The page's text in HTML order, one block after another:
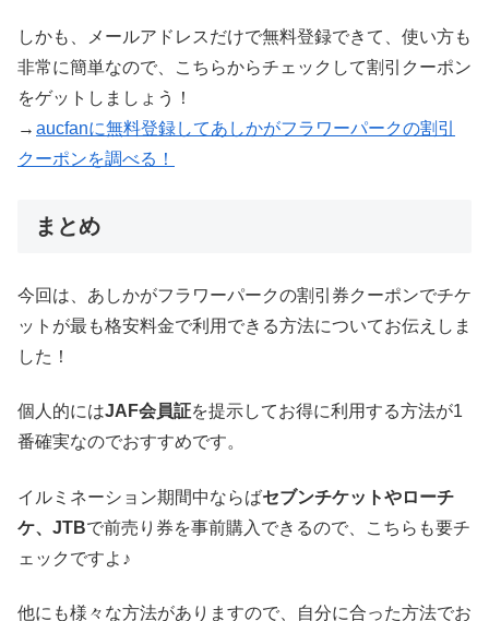
しかも、メールアドレスだけで無料登録できて、使い方も
非常に簡単なので、こちらからチェックして割引クーポン
をゲットしましょう！
→ aucfanに無料登録してあしかがフラワーパークの割引
クーポンを調べる！
まとめ
今回は、あしかがフラワーパークの割引券クーポンでチケ
ットが最も格安料金で利用できる方法についてお伝えしま
した！
個人的にはJAF会員証を提示してお得に利用する方法が1
番確実なのでおすすめです。
イルミネーション期間中ならばセブンチケットやローチ
ケ、JTBで前売り券を事前購入できるので、こちらも要チ
ェックですよ♪
他にも様々な方法がありますので、自分に合った方法でお